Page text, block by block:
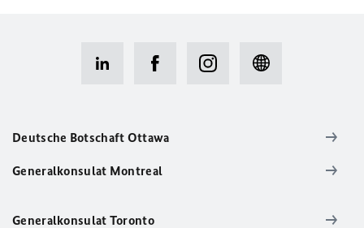
Deutsche Botschaft Ottawa
Generalkonsulat Montreal
Generalkonsulat Toronto